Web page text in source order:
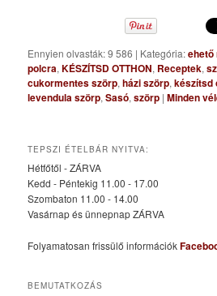
Ennyien olvasták: 9 586 | Kategória:ehető
polcra,KÉSZÍTSD OTTHON, Receptek,
cukormentes szörp,házi szörp,készítsd
levendula szörp,Sasó,szörp |Minden
TEPSZI ÉTELBÁR NYITVA:
Hétfőtől - ZÁRVA
Kedd - Péntekig 11.00 - 17.00
Szombaton 11.00 - 14.00
Vasárnap és ünnepnap ZÁRVA
Folyamatosan frissülő információk
BEMUTATKOZÁS